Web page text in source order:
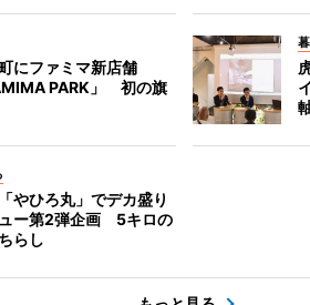
にファミマ新店舗
PARK」 初の旗
やひろ丸」でデカ盛り
ー第2弾企画 5キロの
らし